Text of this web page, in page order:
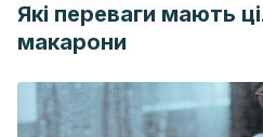
Які переваги мають
макарони